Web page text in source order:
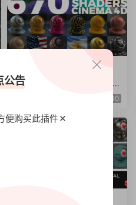
布料
木纹
670组C4D Redshift渲染器材
质预设 金属钢铁布料木纹混10
公告
便购买此插件